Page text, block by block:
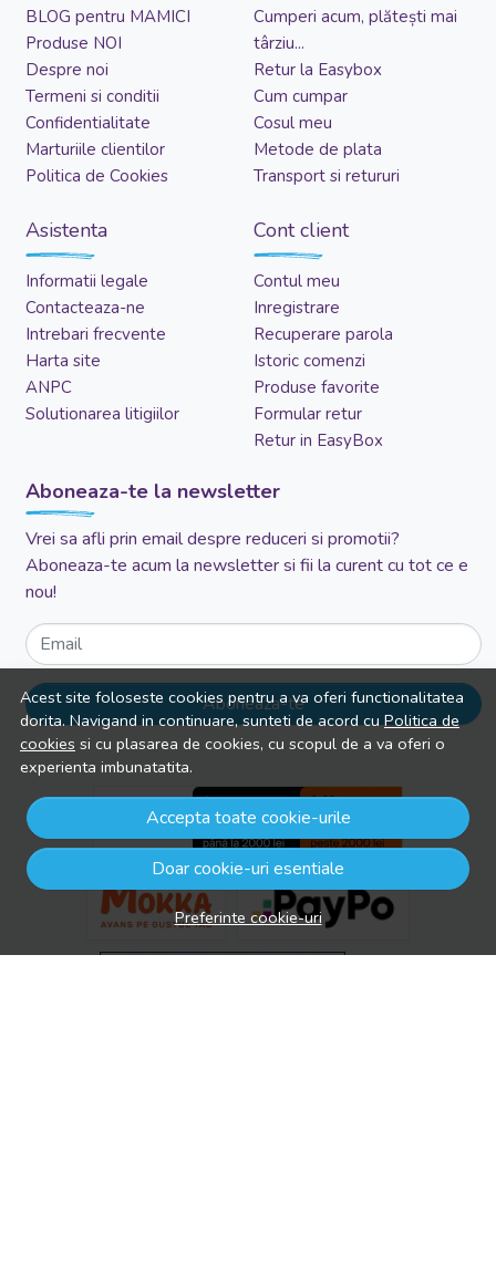
Acest site foloseste cookies pentru a va oferi functionalitatea
dorita. Navigand in continuare, sunteti de acord cuPolitica de
cookies si cu plasarea de cookies, cu scopul de a va oferi o
experienta imbunatatita.
Accepta toate cookie-urile
Doar cookie-uri esentiale
Preferinte cookie-uri
BLOG pentru MAMICI
Produse NOI
Despre noi
Termeni si conditii
Confidentialitate
Marturiile clientilor
Politica de Cookies
Cumperi acum, plătești mai
târziu...
Retur la Easybox
Cum cumpar
Cosul meu
Metode de plata
Transport si retururi
Asistenta
Informatii legale
Contacteaza-ne
Intrebari frecvente
Harta site
ANPC
Solutionarea litigiilor
Cont client
Contul meu
Inregistrare
Recuperare parola
Istoric comenzi
Produse favorite
Formular retur
Retur in EasyBox
Aboneaza-te la newsletter
Vrei sa afli prin email despre reduceri si promotii?
Aboneaza-te acum la newsletter si fii la curent cu tot ce e
nou!
Email
Aboneaza-te